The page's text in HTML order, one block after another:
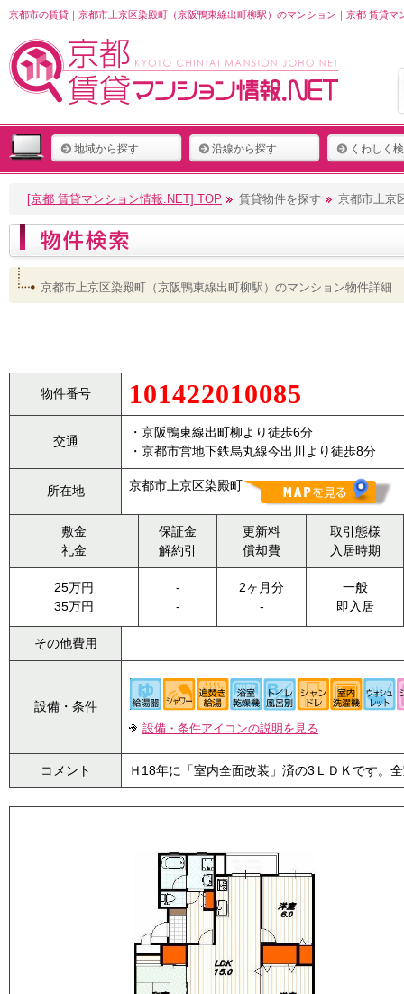
京都市の賃貸｜京都市上京区染殿町（京阪鴨東線出町柳駅）のマンション｜京都 賃貸マ
地域から探す 沿線から探す くわしく
[京都 賃貸マンション情報.NET] TOP 賃貸物件を探す 京都市上京
京都市上京区染殿町（京阪鴨東線出町柳駅）のマンション物件詳細
物件番号 101422010085
交通
・京阪鴨東線出町柳より徒歩6分
・京都市営地下鉄烏丸線今出川より徒歩8分
所在地 京都市上京区染殿町
敷金
礼金
保証金
解約引
更新料
償却費
取引態様
入居時期
25万円
35万円
-
-
2ヶ月分
-
一般
即入居
その他費用
設備・条件
設備・条件アイコンの説明を見る
コメント Ｈ18年に「室内全面改装」済の3ＬＤＫです。